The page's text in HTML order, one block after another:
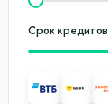
Срок